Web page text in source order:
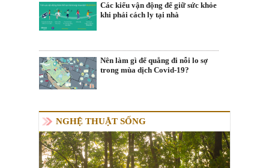
Các kiểu vận động để giữ sức khỏe
khi phải cách ly tại nhà
Nên làm gì để quẳng đi nỗi lo sợ
trong mùa dịch Covid-19?
NGHỆ THUẬT SỐNG